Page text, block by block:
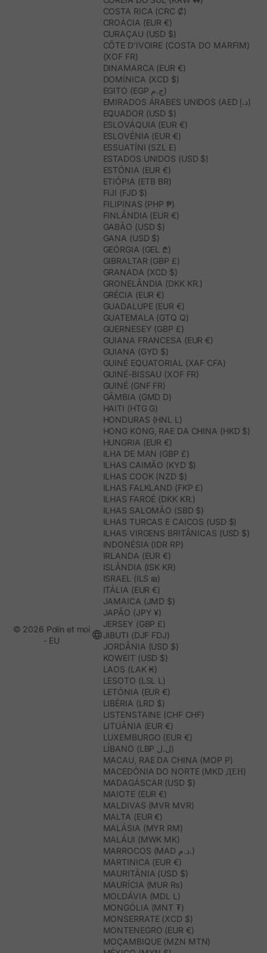
COSTA RICA (CRC ₡)
CROÁCIA (EUR €)
CURAÇAU (USD $)
CÔTE D’IVOIRE (COSTA DO MARFIM)
(XOF FR)
DINAMARCA (EUR €)
DOMÍNICA (XCD $)
EGITO (EGP ج.م)
EMIRADOS ÁRABES UNIDOS (AED د.إ)
EQUADOR (USD $)
ESLOVÁQUIA (EUR €)
ESLOVÉNIA (EUR €)
ESSUATÍNI (SZL E)
ESTADOS UNIDOS (USD $)
ESTÓNIA (EUR €)
ETIÓPIA (ETB BR)
FIJI (FJD $)
FILIPINAS (PHP ₱)
FINLÂNDIA (EUR €)
GABÃO (USD $)
GANA (USD $)
GEÓRGIA (GEL ₾)
GIBRALTAR (GBP £)
GRANADA (XCD $)
GRONELÂNDIA (DKK KR.)
GRÉCIA (EUR €)
GUADALUPE (EUR €)
GUATEMALA (GTQ Q)
GUERNESEY (GBP £)
GUIANA FRANCESA (EUR €)
GUIANA (GYD $)
GUINÉ EQUATORIAL (XAF CFA)
GUINÉ-BISSAU (XOF FR)
GUINÉ (GNF FR)
GÂMBIA (GMD D)
HAITI (HTG G)
HONDURAS (HNL L)
HONG KONG, RAE DA CHINA (HKD $)
HUNGRIA (EUR €)
ILHA DE MAN (GBP £)
ILHAS CAIMÃO (KYD $)
ILHAS COOK (NZD $)
ILHAS FALKLAND (FKP £)
ILHAS FAROÉ (DKK KR.)
ILHAS SALOMÃO (SBD $)
ILHAS TURCAS E CAICOS (USD $)
ILHAS VIRGENS BRITÂNICAS (USD $)
INDONÉSIA (IDR RP)
IRLANDA (EUR €)
ISLÂNDIA (ISK KR)
ISRAEL (ILS ₪)
ITÁLIA (EUR €)
JAMAICA (JMD $)
JAPÃO (JPY ¥)
JERSEY (GBP £)
JIBUTI (DJF FDJ)
JORDÂNIA (USD $)
KOWEIT (USD $)
LAOS (LAK ₭)
LESOTO (LSL L)
LETÓNIA (EUR €)
LIBÉRIA (LRD $)
LISTENSTAINE (CHF CHF)
LITUÂNIA (EUR €)
LUXEMBURGO (EUR €)
LÍBANO (LBP ل.ل)
MACAU, RAE DA CHINA (MOP P)
MACEDÓNIA DO NORTE (MKD ДЕН)
MADAGÁSCAR (USD $)
MAIOTE (EUR €)
MALDIVAS (MVR MVR)
MALTA (EUR €)
MALÁSIA (MYR RM)
MALÁUI (MWK MK)
MARROCOS (MAD د.م.)
MARTINICA (EUR €)
MAURITÂNIA (USD $)
MAURÍCIA (MUR ₨)
MOLDÁVIA (MDL L)
MONGÓLIA (MNT ₮)
MONSERRATE (XCD $)
MONTENEGRO (EUR €)
MOÇAMBIQUE (MZN MTN)
© 2026 Polín et moi
- EU